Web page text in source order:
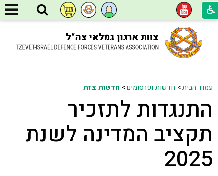
עמוד הבית> חדשות ופרסומים> חדשות צוות
התנגדות לתזכיר
תקציב המדינה לשנת
2025